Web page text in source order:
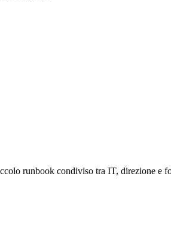
runbook condiviso tra IT, direzione e